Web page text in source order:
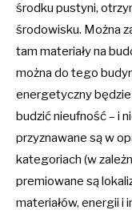
środku pustyni,
środowisku. Można
tam materiały na
można do tego
energetyczny będzie
budzić nieufność – i
przyznawane są w
kategoriach (w
premiowane są
materiałów, energii i